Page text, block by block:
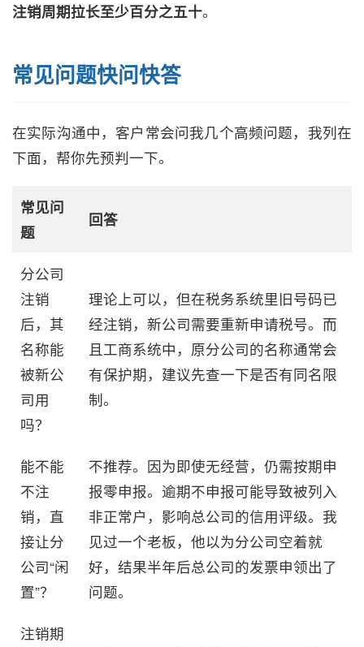
注销周期拉长至少百分之五十。
常见问题快问快答
在实际沟通中，客户常会问我几个高频问题，我列在
下面，帮你先预判一下。
常见问
题
回答
分公司
注销
后，其
名称能
被新公
司用
吗？
理论上可以，但在税务系统里旧号码已
经注销，新公司需要重新申请税号。而
且工商系统中，原分公司的名称通常会
有保护期，建议先查一下是否有同名限
制。
能不能
不注
销，直
接让分
公司“闲
置”？
不推荐。因为即使无经营，仍需按期申
报零申报。逾期不申报可能导致被列入
非正常户，影响总公司的信用评级。我
见过一个老板，他以为分公司空着就
好，结果半年后总公司的发票申领出了
问题。
注销期